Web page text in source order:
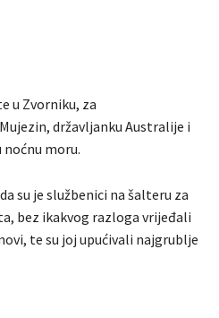
u Zvorniku, za
državljanku Australije i
noćnu moru.
su je službenici na šalteru za
bez ikakvog razloga vrijeđali
te su joj upućivali najgrublje